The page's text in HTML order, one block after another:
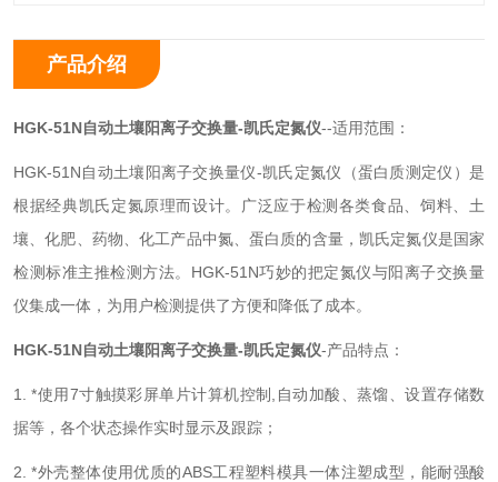
产品介绍
HGK-51N自动土壤阳离子交换量-凯氏定氮仪--适用范围：
HGK-51N自动土壤阳离子交换量仪-凯氏定氮仪（蛋白质测定仪）是
根据经典凯氏定氮原理而设计。广泛应于检测各类食品、饲料、土
壤、化肥、药物、化工产品中氮、蛋白质的含量，凯氏定氮仪是国家
检测标准主推检测方法。HGK-51N巧妙的把定氮仪与阳离子交换量
仪集成一体，为用户检测提供了方便和降低了成本。
HGK-51N自动土壤阳离子交换量-凯氏定氮仪-产品特点：
1. *使用7寸触摸彩屏单片计算机控制,自动加酸、蒸馏、设置存储数
据等，各个状态操作实时显示及跟踪；
2. *外壳整体使用优质的ABS工程塑料模具一体注塑成型，能耐强酸